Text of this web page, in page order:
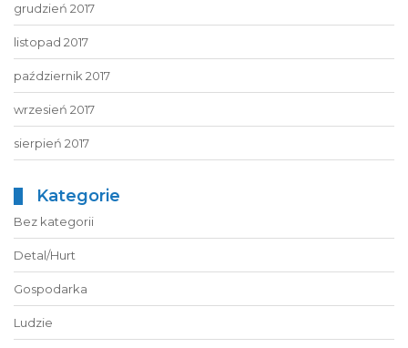
grudzień 2017
listopad 2017
październik 2017
wrzesień 2017
sierpień 2017
Kategorie
Bez kategorii
Detal/Hurt
Gospodarka
Ludzie